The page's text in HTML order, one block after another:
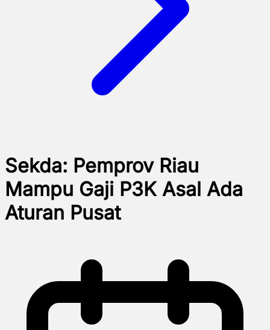
Sekda: Pemprov Riau
Mampu Gaji P3K Asal Ada
Aturan Pusat